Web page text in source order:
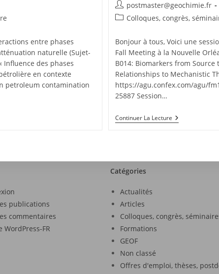
entre phases
naturelle (Sujet-
Influence des phases
en contexte
petroleum contamination
postmaster@geochimie.fr
Colloques, congrès,
Bonjour à tous, Voici une
Fall Meeting à la Nouvelle
B014: Biomarkers from
Relationships to Mechanistic
https://agu.confex.com/agu/
25887 Session…
Continuer La Lecture
publications
commentaires
WordPress-FR
Catégories
Actualités
Articles
Colloques, congrès,
Formations
GEOF
Non classé
Offres d'emploi, thèses,